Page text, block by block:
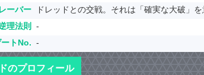
ーバー
ドレッドとの交戦。それは「確実な大破」を
理法則
-
トNo. -
のプロフィール